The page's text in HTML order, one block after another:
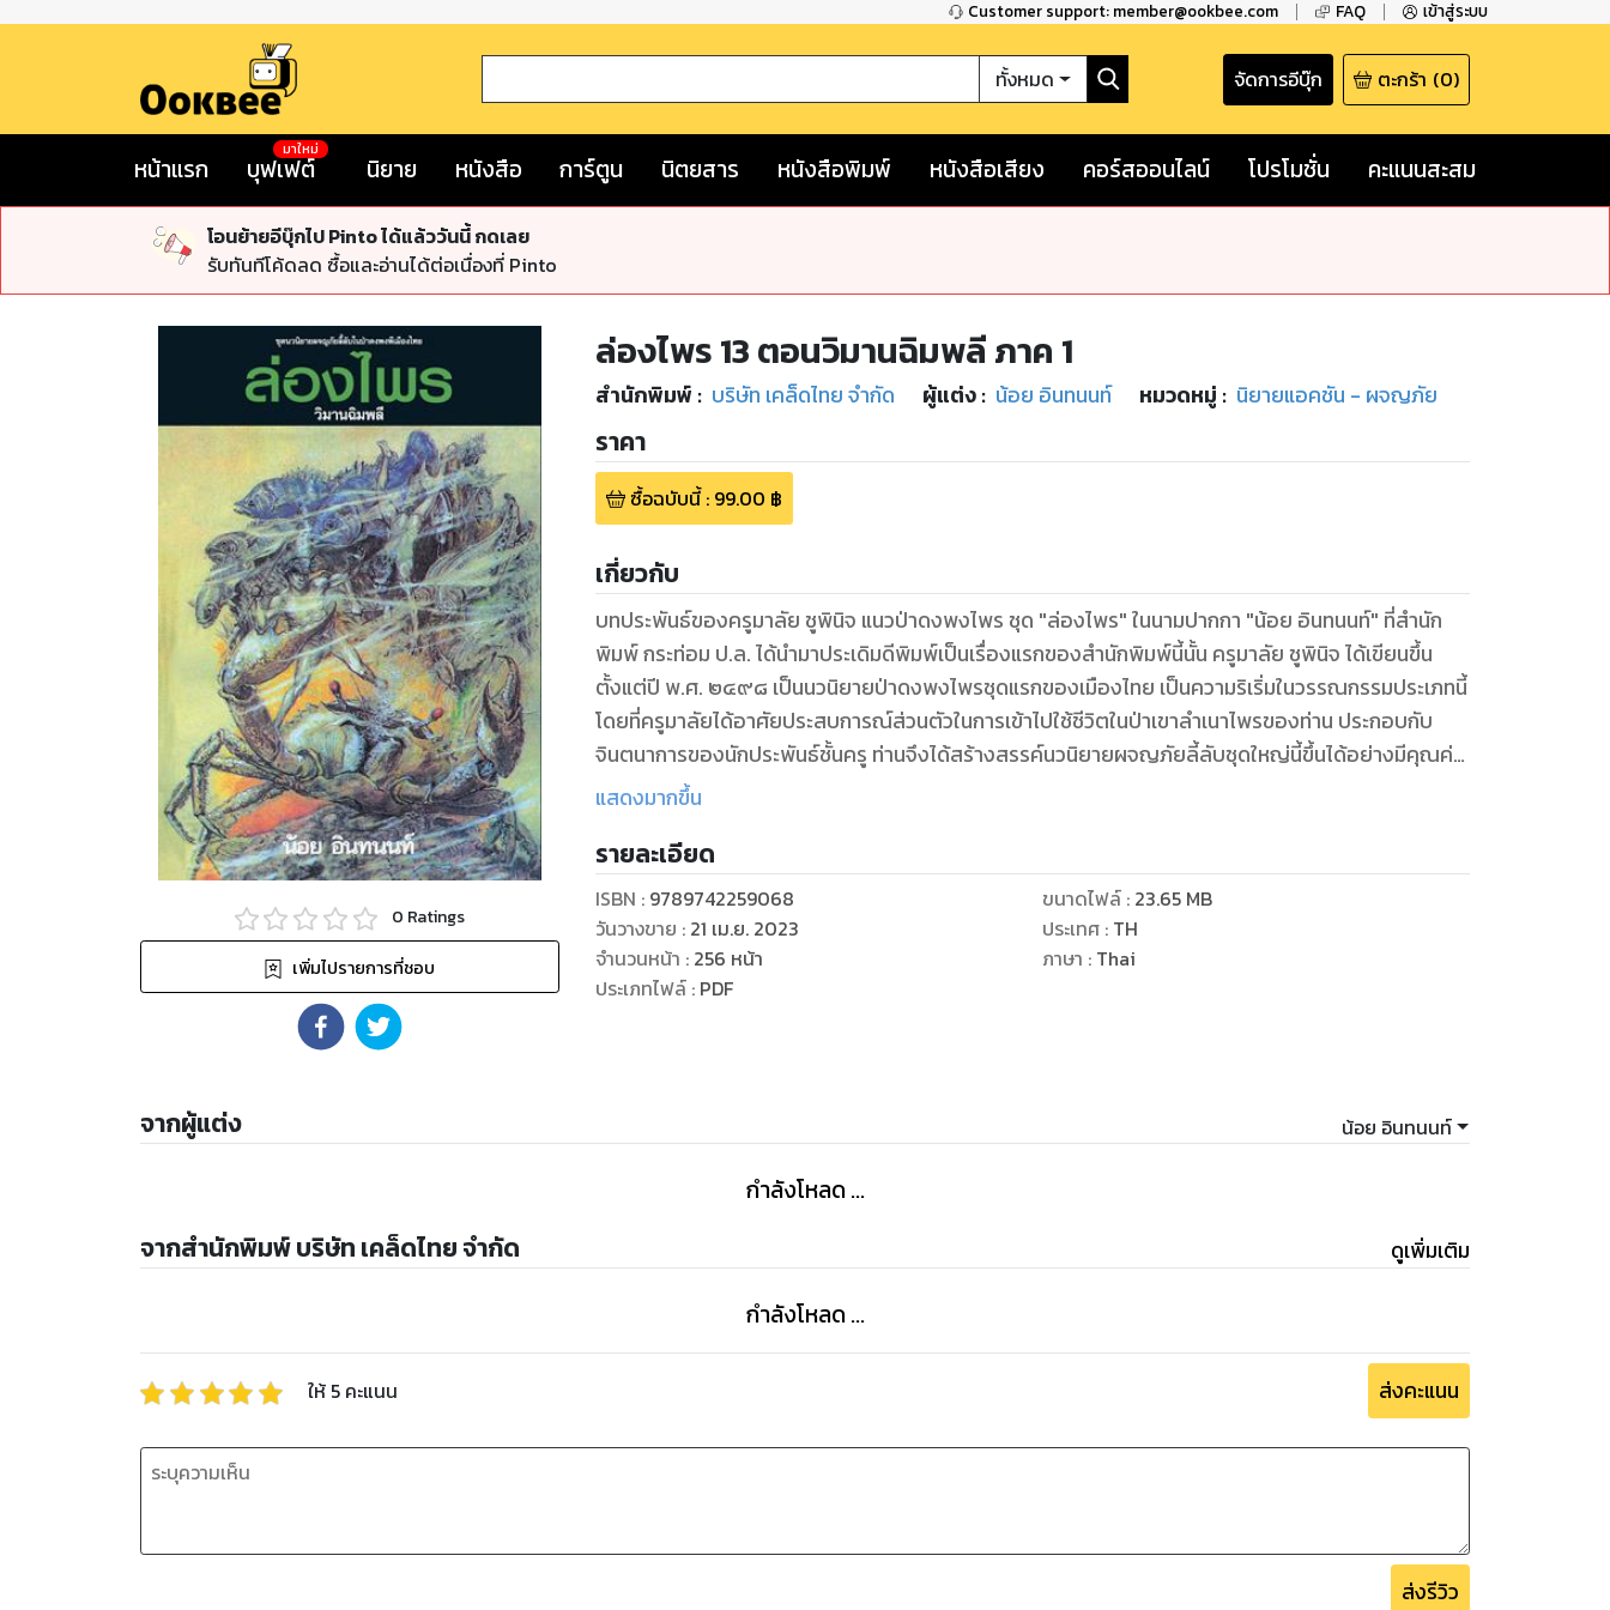
Customer support: member@ookbee.com FAQ เข้าสู่ระบบ
ทั้งหมด จัดการอีบุ๊ก ตะกร้า (0)
หน้าแรก บุฟเฟต์
มาใหม่
นิยาย หนังสือ การ์ตูน นิตยสาร หนังสือพิมพ์ หนังสือเสียง คอร์สออนไลน์ โปรโมชั่น คะแนนสะสม
โอนย้ายอีบุ๊กไป Pinto ได้แล้ววันนี้ กดเลย
รับทันทีโค้ดลด ซื้อและอ่านได้ต่อเนื่องที่ Pinto
0 Ratings
เพิ่มไปรายการที่ชอบ
ล่องไพร 13 ตอนวิมานฉิมพลี ภาค 1
สำนักพิมพ์ : บริษัท เคล็ดไทย จำกัด ผู้แต่ง : น้อย อินทนนท์ หมวดหมู่ : นิยายแอคชัน - ผจญภัย
ราคา
ซื้อฉบับนี้: 99.00 ฿
เกี่ยวกับ
บทประพันธ์ของครูมาลัย ชูพินิจ แนวป่าดงพงไพร ชุด "ล่องไพร" ในนามปากกา "น้อย อินทนนท์" ที่สำนัก
พิมพ์ กระท่อม ป.ล. ได้นำมาประเดิมดีพิมพ์เป็นเรื่องแรกของสำนักพิมพ์นี้นั้น ครูมาลัย ชูพินิจ ได้เขียนขึ้น
ตั้งแต่ปี พ.ศ. ๒๔๙๘ เป็นนวนิยายป่าดงพงไพรชุดแรกของเมืองไทย เป็นความริเริ่มในวรรณกรรมประเภทนี้
โดยที่ครูมาลัยได้อาศัยประสบการณ์ส่วนตัวในการเข้าไปใช้ชีวิตในป่าเขาลำเนาไพรของท่าน ประกอบกับ
จินตนาการของนักประพันธ์ชั้นครู ท่านจึงได้สร้างสรรค์นวนิยายผจญภัยลี้ลับชุดใหญ่นี้ขึ้นได้อย่างมีคุณค่า
เป็นสมบัติทางวรรณกรรมให้แก่เมืองไทยและเป็นต้นแบบฉบับให้แก่นวนิยายป่าดงพงไพรประเภทนี้ในระยะ
ข้าพเจ้าเป็นคนหนึ่ง ผู้มีศรัทธาต่อการใช้ชีวิตกลางแจ้ง โดยเหตุที่ว่า มันเป็นการศึกษา และอบรมในคนหนุ่ม
ของเรา รู้จักค่าของชีวิต ที่มั่งคงแข็งแรงทั้งกายและใจ ชีวิตป่า ให้ความสำนึกถึงการเสียสละ ภารดรภาพ
และความเป็นไท อย่างชีวิตอื่นยากจะให้ได้
- แขกยามวิกาล
- ช่วยผู้หลงสงคราม
แสดงมากขึ้น
รายละเอียด
ISBN : 9789742259068
วันวางขาย : 21 เม.ย. 2023
จำนวนหน้า : 256 หน้า
ประเภทไฟล์: PDF
ขนาดไฟล์: 23.65 MB
ประเทศ : TH
ภาษา : Thai
จากผู้แต่ง น้อย อินทนนท์
กำลังโหลด ...
จากสำนักพิมพ์ บริษัท เคล็ดไทย จำกัด ดูเพิ่มเติม
กำลังโหลด ...
ให้ 5 คะแนน ส่งคะแนน
ส่งรีวิว